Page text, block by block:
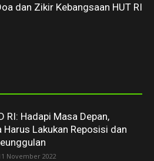
dan Zikir Kebangsaan HUT RI
RI: Hadapi Masa Depan,
Harus Lakukan Reposisi dan
November 2022